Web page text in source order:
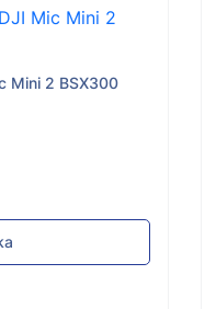
Mini 2 BSX300